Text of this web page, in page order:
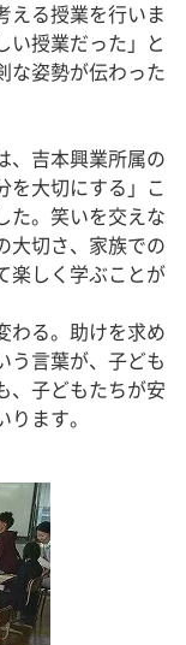
える授業を行いま
い授業だった」と
な姿勢が伝わった
、吉本興業所属の
を大切にする」こ
た。笑いを交えな
大切さ、家族での
楽しく学ぶことが
わる。助けを求め
う言葉が、子ども
、子どもたちが安
ます。